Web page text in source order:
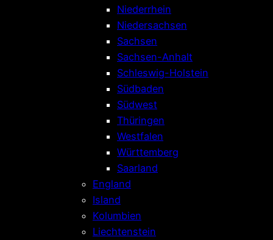
Niederrhein
Niedersachsen
Sachsen
Sachsen-Anhalt
Schleswig-Holstein
Südbaden
Südwest
Thüringen
Westfalen
Württemberg
Saarland
England
Island
Kolumbien
Liechtenstein